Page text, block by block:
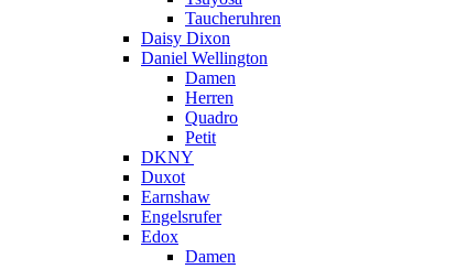
Taucheruhren
Daisy Dixon
Daniel Wellington
Damen
Herren
Quadro
Petit
DKNY
Duxot
Earnshaw
Engelsrufer
Edox
Damen